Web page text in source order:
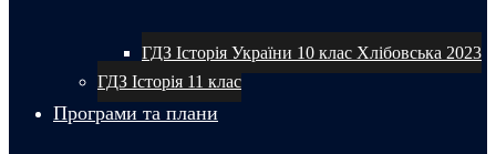
ГДЗ Історія України 10 клас Хлібовська 2023
ГДЗ Історія 11 клас
Програми та плани